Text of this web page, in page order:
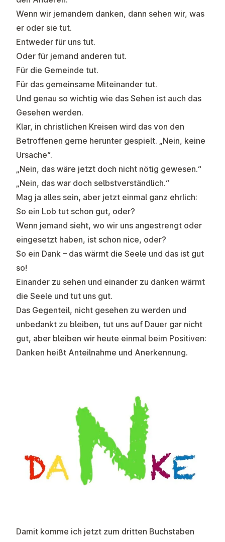
Wenn wir jemandem danken, dann sehen wir, was
er oder sie tut.
Entweder für uns tut.
Oder für jemand anderen tut.
Für die Gemeinde tut.
Für das gemeinsame Miteinander tut.
Und genau so wichtig wie das Sehen ist auch das
Gesehen werden.
Klar, in christlichen Kreisen wird das von den
Betroffenen gerne herunter gespielt. „Nein, keine
Ursache“.
„Nein, das wäre jetzt doch nicht nötig gewesen.“
„Nein, das war doch selbstverständlich.“
Mag ja alles sein, aber jetzt einmal ganz ehrlich:
So ein Lob tut schon gut, oder?
Wenn jemand sieht, wo wir uns angestrengt oder
eingesetzt haben, ist schon nice, oder?
So ein Dank – das wärmt die Seele und das ist gut
so!
Einander zu sehen und einander zu danken wärmt
die Seele und tut uns gut.
Das Gegenteil, nicht gesehen zu werden und
unbedankt zu bleiben, tut uns auf Dauer gar nicht
gut, aber bleiben wir heute einmal beim Positiven:
Danken heißt Anteilnahme und Anerkennung.
Damit komme ich jetzt zum dritten Buchstaben